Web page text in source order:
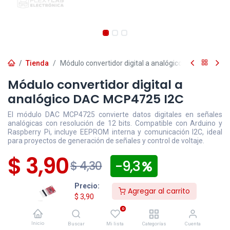
Precio:
$ 3,90
Agregar al carrito
Inicio Buscar
0
Mi lista Categorías Cuenta
Tienda Módulo convertidor digital a analógico DAC
Módulo convertidor digital a
analógico DAC MCP4725 I2C
El módulo DAC MCP4725 convierte datos digitales en señales
analógicas con resolución de 12 bits. Compatible con Arduino y
Raspberry Pi, incluye EEPROM interna y comunicación I2C, ideal
para proyectos de generación de señales y control de voltaje.
$ 3,90$4,30 - 9,3
Disponible Efectivo/Transferencia
Incluye IVA
Precio exclusivo sitio web
Los pedidosconfirmadosdespués de las 16:30 para